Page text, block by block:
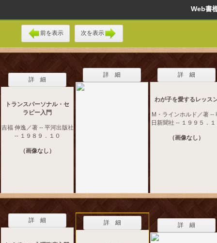
Web
前を表示 次を表示
詳 細
トランスパーソナル・セ
ラピー入門
吉福 伸逸／著 -- 平河出版社
-- １９８９．１０
（画像なし）
詳 細 詳 細
わが子を愛するレッス
M・ラインホルド／著 --
日新聞社 -- １９９５．
（画像なし）
詳 細 詳 細 詳 細